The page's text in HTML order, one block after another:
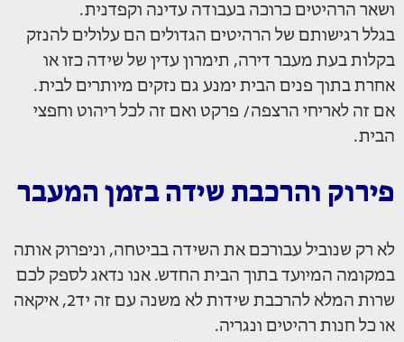
ושאר הרהיטים כרוכה בעבודה עדינה וקפדנית.
בגלל רגישותם של הרהיטים הגדולים הם עלולים להנזק
בקלות בעת מעבר דירה, תימרון עדין של שידה כזו או
אחרת בתוך פנים הבית ימנע גם נזקים מיותרים לבית.
אם זה לאריחי הרצפה/ פרקט ואם זה לכל ריהוט וחפצי
הבית.
פירוק והרכבת שידה בזמן המעבר
לא רק שנוביל עבורכם את השידה בביטחה, וניפרוק אותה
במקומה המיועד בתוך הבית החדש. אנו נדאג לספק לכם
שרות המלא להרכבת שידות לא משנה עם זה יד2, איקאה
או כל חנות רהיטים ונגריה.